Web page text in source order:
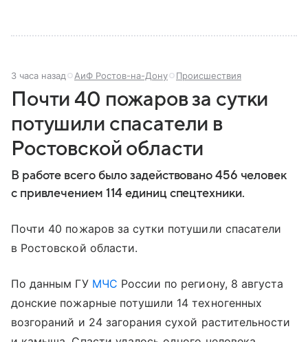
3 часа назад АиФ Ростов-на-Дону Происшествия
Почти 40 пожаров за сутки
потушили спасатели в
Ростовской области
В работе всего было задействовано 456 человек
с привлечением 114 единиц спецтехники.
Почти 40 пожаров за сутки потушили спасатели
в Ростовской области.
По данным ГУ МЧС России по региону, 8 августа
донские пожарные потушили 14 техногенных
возгораний и 24 загорания сухой растительности